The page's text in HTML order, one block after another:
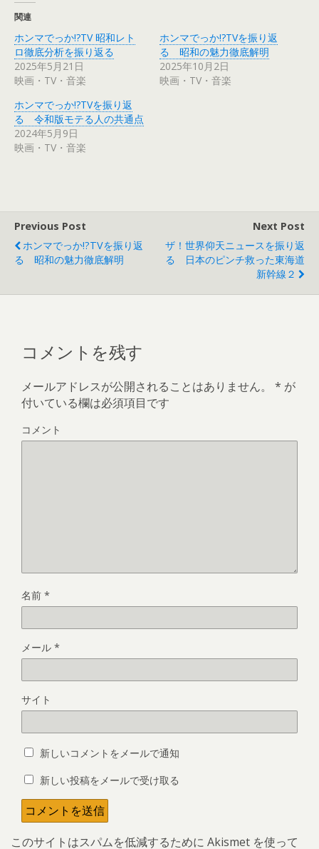
t
t
e
r
で
共
新
し
い
ウ
ィ
ン
共
有
す
る
に
は
ク
ッ
ク
し
て
く
だ
ン
ウ
で
開
き
)
関連
ホンマでっか!?TV 昭和レト
ロ徹底分析を振り返る
2025年5月21日
映画・TV・音楽
ホンマでっか!?TVを振り返
る 昭和の魅力徹底解明
2025年10月2日
映画・TV・音楽
ホンマでっか!?TVを振り返
る 令和版モテる人の共通点
2024年5月9日
映画・TV・音楽
Previous Post
ホンマでっか!?TVを振り返
る 昭和の魅力徹底解明
Next Post
ザ！世界仰天ニュースを振り返
る 日本のピンチ救った東海道
新幹線２
コメントを残す
メールアドレスが公開されることはありません。 * が
付いている欄は必須項目です
コメント
名前 *
メール *
サイト
新しいコメントをメールで通知
新しい投稿をメールで受け取る
このサイトはスパムを低減するために Akismet を使って